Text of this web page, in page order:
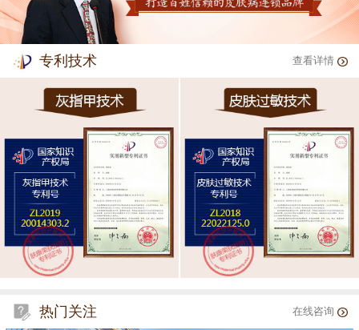
专利技术 查看详情
热门关注 在线咨询